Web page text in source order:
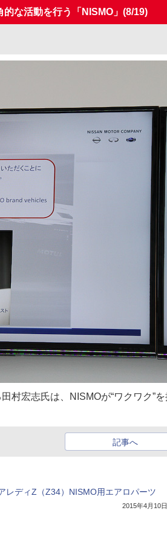
な活動を行う「NISMO」 (8/19)
村宏志氏は、NISMOが“ワクワク”を
記事へ
レディZ（Z34）NISMO用エアロパーツ
2015年4月10日